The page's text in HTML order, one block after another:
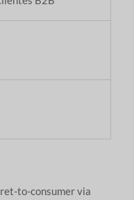
to-consumer via